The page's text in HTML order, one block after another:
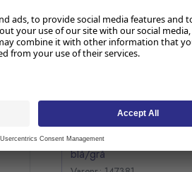
Saks MAPED barn 13cm
blå/grå